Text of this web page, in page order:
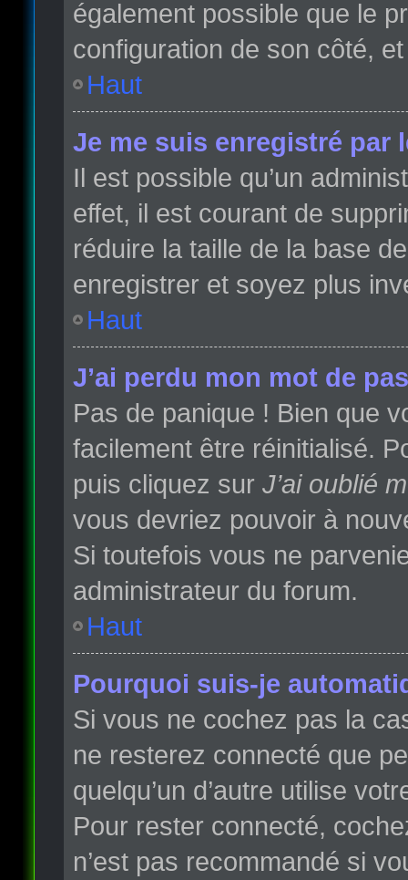
également possible que le
configuration de son côté,
Haut
Je me suis enregistré par
Il est possible qu’un
effet, il est courant de
réduire la taille de la base
enregistrer et soyez plus
Haut
J’ai perdu mon mot de
Pas de panique ! Bien que
facilement être réinitialisé.
puis cliquez sur J’ai oublié
vous devriez pouvoir à
Si toutefois vous ne
administrateur du forum.
Haut
Pourquoi suis-je
Si vous ne cochez pas la
ne resterez connecté que
quelqu’un d’autre utilise
Pour rester connecté,
n’est pas recommandé si